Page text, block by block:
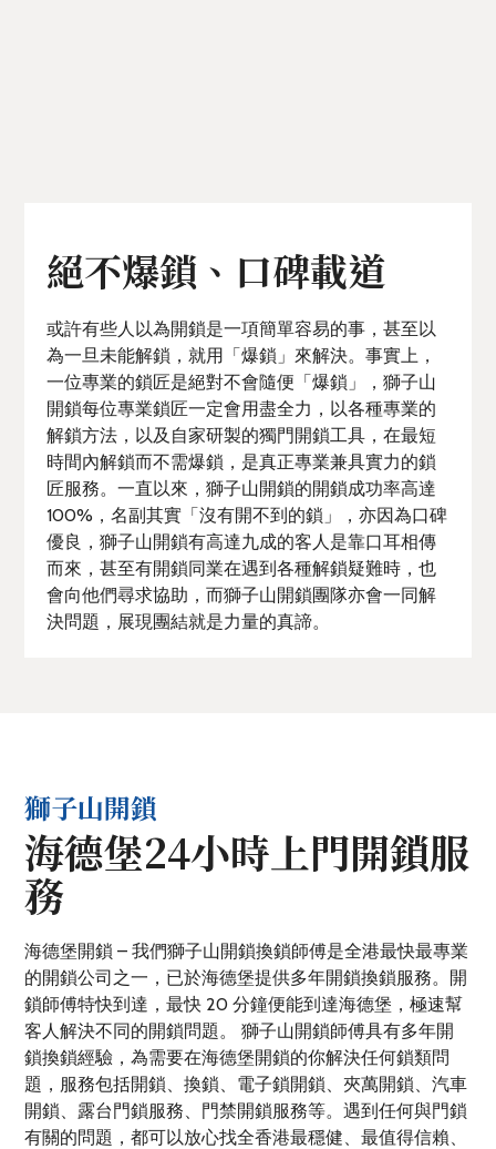
絕不爆鎖、口碑載道
或許有些人以為開鎖是一項簡單容易的事，甚至以
為一旦未能解鎖，就用「爆鎖」來解決。事實上，
一位專業的鎖匠是絕對不會隨便「爆鎖」，獅子山
開鎖每位專業鎖匠一定會用盡全力，以各種專業的
解鎖方法，以及自家研製的獨門開鎖工具，在最短
時間內解鎖而不需爆鎖，是真正專業兼具實力的鎖
匠服務。一直以來，獅子山開鎖的開鎖成功率高達
100%，名副其實「沒有開不到的鎖」，亦因為口碑
優良，獅子山開鎖有高達九成的客人是靠口耳相傳
而來，甚至有開鎖同業在遇到各種解鎖疑難時，也
會向他們尋求協助，而獅子山開鎖團隊亦會一同解
決問題，展現團結就是力量的真諦。
獅子山開鎖
海德堡24小時上門開鎖服
務
海德堡開鎖 – 我們獅子山開鎖換鎖師傅是全港最快最專業
的開鎖公司之一，已於海德堡提供多年開鎖換鎖服務。開
鎖師傅特快到達，最快 20 分鐘便能到達海德堡，極速幫
客人解決不同的開鎖問題。 獅子山開鎖師傅具有多年開
鎖換鎖經驗，為需要在海德堡開鎖的你解決任何鎖類問
題，服務包括開鎖、換鎖、電子鎖開鎖、夾萬開鎖、汽車
開鎖、露台門鎖服務、門禁開鎖服務等。遇到任何與門鎖
有關的問題，都可以放心找全香港最穩健、最值得信賴、